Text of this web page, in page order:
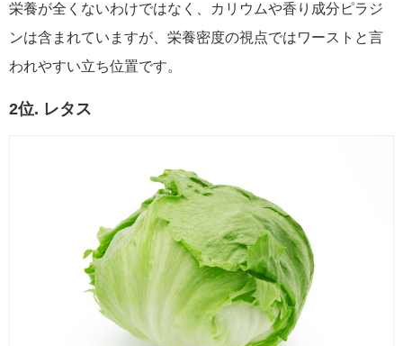
栄養が全くないわけではなく、カリウムや香り成分ピラジ
ンは含まれていますが、栄養密度の視点ではワーストと言
われやすい立ち位置です。
2位. レタス